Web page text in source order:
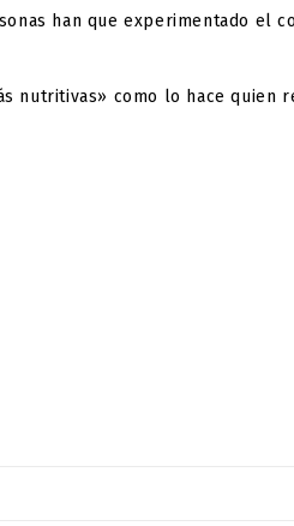
han que experimentado el
nutritivas» como lo hace